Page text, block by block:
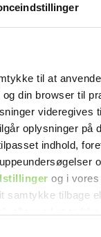
til at
din browser til
videregives
oplysninger på
indhold,
og i vores
samtykke tilbage
deres far -